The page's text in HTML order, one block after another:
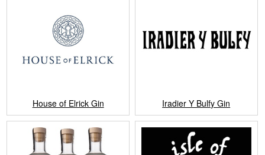
House of Elrick Gin Iradier Y Bulfy Gin